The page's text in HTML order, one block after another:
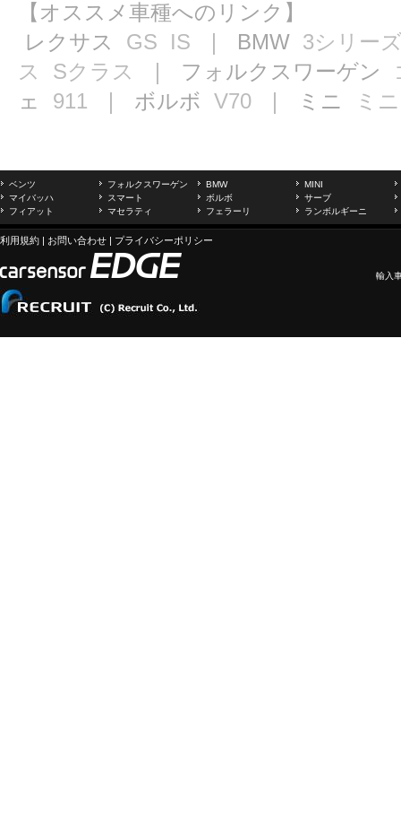
【オススメ車種へのリンク】
レクサス GS IS ｜ BMW 3シリー
ス
Sクラス ｜ フォルクスワーゲン
ェ 911 ｜ ボルボ V70 ｜ ミニ ミニ
ベンツ フォルクスワーゲン BMW
MINI
マイバッハ
スマート ボルボ
サーブ
フィアット
マセラティ フェラーリ ランボルギーニ
利用規約 | お問い合わせ | プライバシーポリシー
輸入